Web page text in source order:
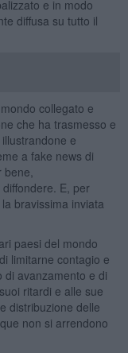
e in modo
diffusa su tutto il
collegato e
che ha trasmesso e
e
a fake news di
E, per
bravissima inviata
paesi del mondo
limitarne contagio e
di avanzamento e di
ritardi e alle sue
distribuzione delle
non si arrendono